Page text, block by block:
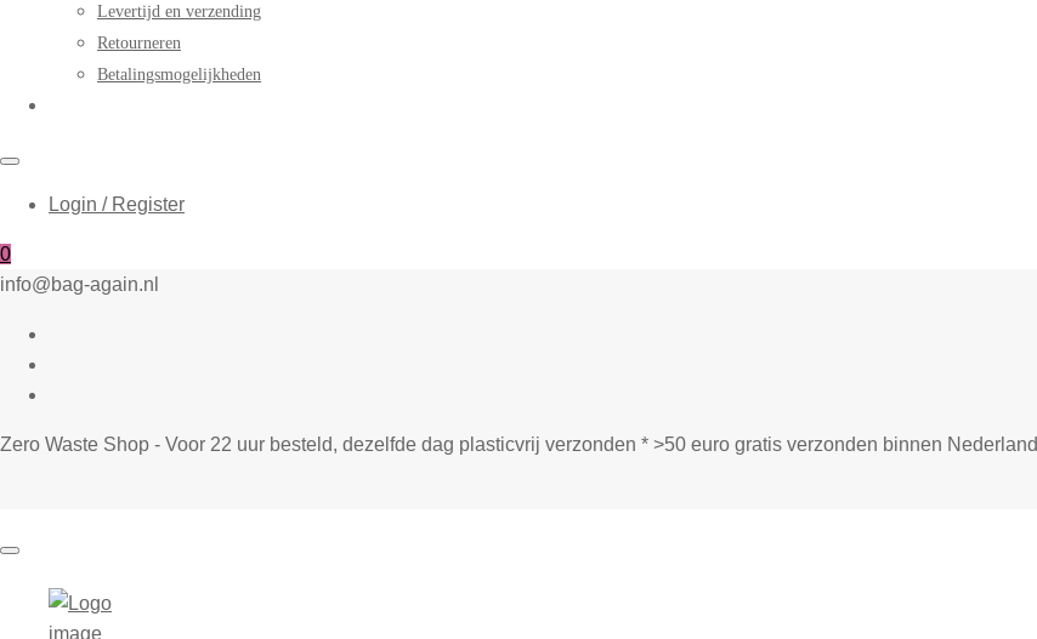
Levertijd en verzending
Retourneren
Betalingsmogelijkheden
Login / Register
0
info@bag-again.nl
Zero Waste Shop - Voor 22 uur besteld, dezelfde dag plasticvrij verzonden * >50 euro gratis verzonden binnen Nederland